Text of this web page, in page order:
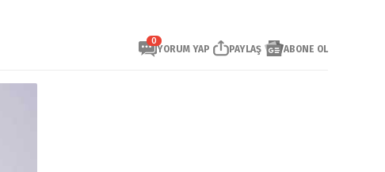
0
YORUM YAP PAYLAŞ ABONE OL